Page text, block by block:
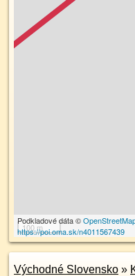
100 m
Podkladové dáta ©
https://poi.oma.sk/n4011567439
Východné Slovensko »